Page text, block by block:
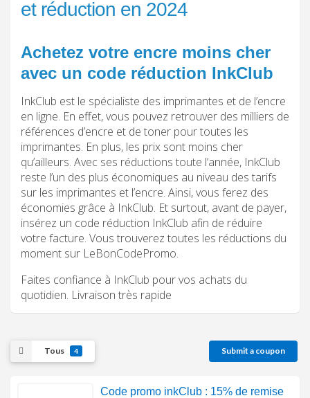
et réduction en 2024
Achetez votre encre moins cher
avec un code réduction InkClub
InkClub est le spécialiste des imprimantes et de l’encre
en ligne. En effet, vous pouvez retrouver des milliers de
références d’encre et de toner pour toutes les
imprimantes. En plus, les prix sont moins cher
qu’ailleurs. Avec ses réductions toute l’année, InkClub
reste l’un des plus économiques au niveau des tarifs
sur les imprimantes et l’encre. Ainsi, vous ferez des
économies grâce à InkClub. Et surtout, avant de payer,
insérez un code réduction InkClub afin de réduire
votre facture. Vous trouverez toutes les réductions du
moment sur LeBonCodePromo.
Faites confiance à InkClub pour vos achats du
quotidien. Livraison très rapide
Tous 4 Submit a coupon
Code promo inkClub : 15% de remise